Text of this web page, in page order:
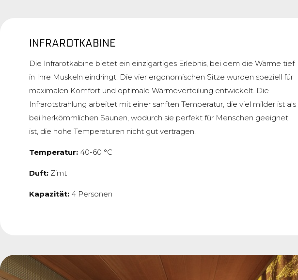
INFRAROTKABINE
Die Infrarotkabine bietet ein einzigartiges Erlebnis, bei dem die Wärme tief
in Ihre Muskeln eindringt. Die vier ergonomischen Sitze wurden speziell für
maximalen Komfort und optimale Wärmeverteilung entwickelt. Die
Infrarotstrahlung arbeitet mit einer sanften Temperatur, die viel milder ist als
bei herkömmlichen Saunen, wodurch sie perfekt für Menschen geeignet
ist, die hohe Temperaturen nicht gut vertragen.
Temperatur: 40-60 °C
Duft: Zimt
Kapazität: 4 Personen